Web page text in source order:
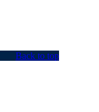
Back to top